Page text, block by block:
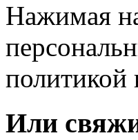
Нажимая
политикой
Или